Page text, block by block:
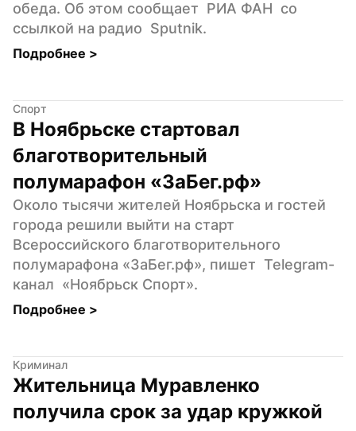
обеда. Об этом сообщает  РИА ФАН  со
ссылкой на радио  Sputnik.
Подробнее >
Спорт
В Ноябрьске стартовал
благотворительный
полумарафон «ЗаБег.рф»
Около тысячи жителей Ноябрьска и гостей
города решили выйти на старт
Всероссийского благотворительного
полумарафона «ЗаБег.рф», пишет  Telegram-
канал  «Ноябрьск Спорт».
Подробнее >
Криминал
Жительница Муравленко
получила срок за удар кружкой